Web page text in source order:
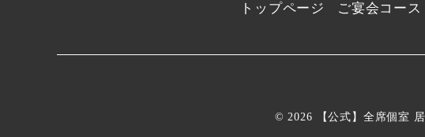
トップページ ご宴会コース
© 2026 【公式】全席個室